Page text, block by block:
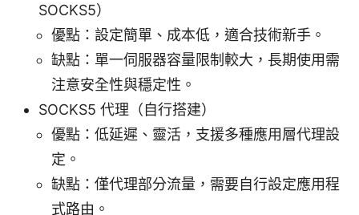
SOCKS5）
優點：設定簡單、成本低，適合技術新手。
缺點：單一伺服器容量限制較大，長期使用需
注意安全性與穩定性。
SOCKS5 代理（自行搭建）
優點：低延遲、靈活，支援多種應用層代理設
定。
缺點：僅代理部分流量，需要自行設定應用程
式路由。